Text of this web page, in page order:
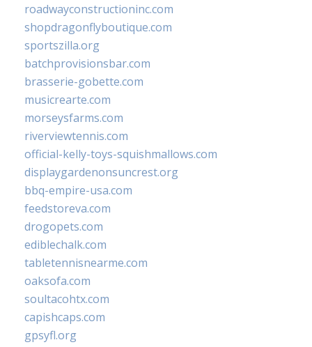
roadwayconstructioninc.com
shopdragonflyboutique.com
sportszilla.org
batchprovisionsbar.com
brasserie-gobette.com
musicrearte.com
morseysfarms.com
riverviewtennis.com
official-kelly-toys-squishmallows.com
displaygardenonsuncrest.org
bbq-empire-usa.com
feedstoreva.com
drogopets.com
ediblechalk.com
tabletennisnearme.com
oaksofa.com
soultacohtx.com
capishcaps.com
gpsyfl.org